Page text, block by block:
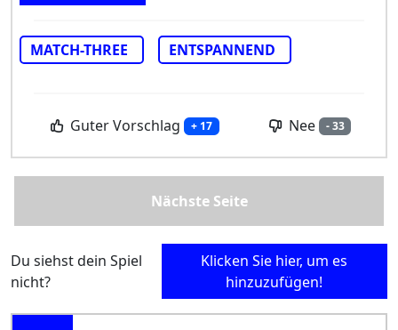
MATCH-THREE ENTSPANNEND
Guter Vorschlag + 17 Nee - 33
Nächste Seite
Du siehst dein Spiel
nicht?
Klicken Sie hier, um es
hinzuzufügen!